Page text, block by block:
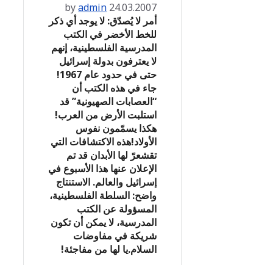
24.03.2007
byadmin
أمر لا يُصدّق: لا يوجد أي ذكر
للخط الأخضر في الكتب
المدرسية الفلسطينية، إنهم
لا يعترفون بدولة إسرائيل
حتى في حدود عام 1967!
جاء في هذه الكتب أن
“العصابات الصهيونية” قد
استلبت الأرض من العرب!
هكذا يسمّمون نفوس
الأولاد!هذه الاكتشافات التي
تقشعرّ لها الأبدان قد تم
الإعلان عنها هذا الأسبوع في
إسرائيل والعالم. الاستنتاج
واضح: السلطة الفلسطينية،
المسؤولة عن الكتب
المدرسية، لا يمكن أن تكون
شريكة في مفاوضات
السلام.يا لها من مفاجئة!